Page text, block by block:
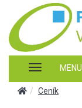
Zobrazit
MENU
homepage
Ceník